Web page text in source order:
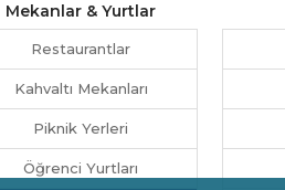
Mekanlar & Yurtlar
Restaurantlar
Kahvaltı Mekanları
Piknik Yerleri
Öğrenci Yurtları